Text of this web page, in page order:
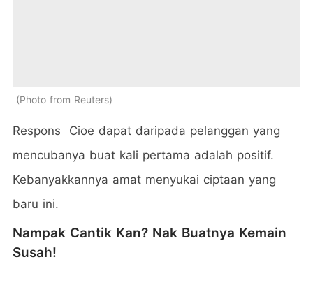
Photo from Reuters
Respons Cioe dapat daripada pelanggan yang
mencubanya buat kali pertama adalah positif.
Kebanyakkannya amat menyukai ciptaan yang
baru ini.
Nampak Cantik Kan? Nak Buatnya Kemain
Susah!